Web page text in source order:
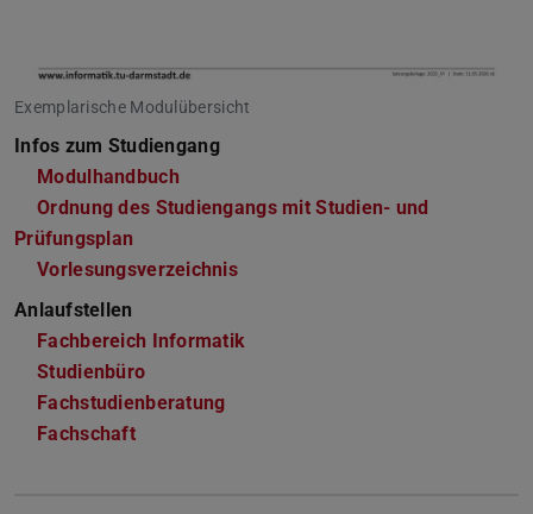
Exemplarische Modulübersicht
Infos zum Studiengang
Modulhandbuch
Ordnung des Studiengangs mit Studien- und
Prüfungsplan
Vorlesungsverzeichnis
Anlaufstellen
Fachbereich Informatik
Studienbüro
Fachstudienberatung
Fachschaft